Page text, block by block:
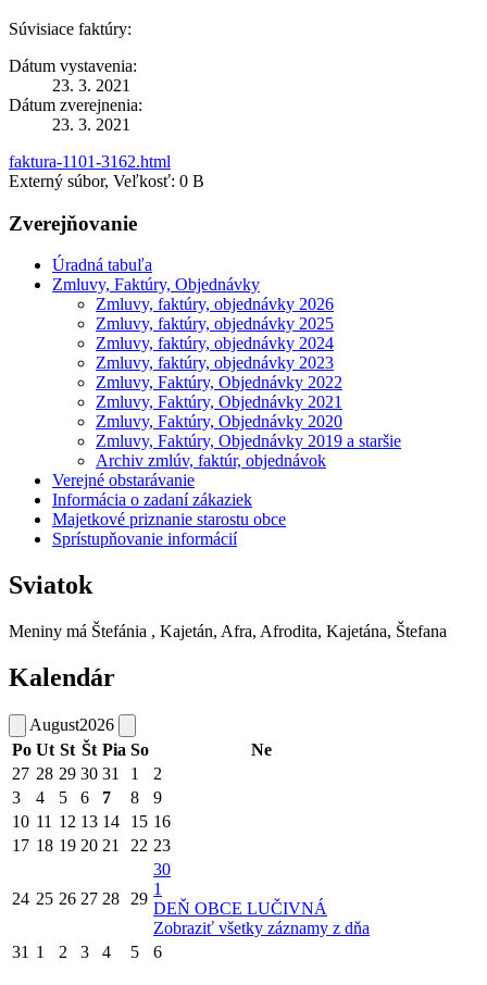
Súvisiace faktúry:
Dátum vystavenia:
23. 3. 2021
Dátum zverejnenia:
23. 3. 2021
faktura-1101-3162.html
Externý súbor, Veľkosť: 0 B
Zverejňovanie
Úradná tabuľa
Zmluvy, Faktúry, Objednávky
Zmluvy, faktúry, objednávky 2026
Zmluvy, faktúry, objednávky 2025
Zmluvy, faktúry, objednávky 2024
Zmluvy, faktúry, objednávky 2023
Zmluvy, Faktúry, Objednávky 2022
Zmluvy, Faktúry, Objednávky 2021
Zmluvy, Faktúry, Objednávky 2020
Zmluvy, Faktúry, Objednávky 2019 a staršie
Archiv zmlúv, faktúr, objednávok
Verejné obstarávanie
Informácia o zadaní zákaziek
Majetkové priznanie starostu obce
Sprístupňovanie informácií
Sviatok
Meniny má Štefánia , Kajetán, Afra, Afrodita, Kajetána, Štefana
Kalendár
August2026
Po Ut St Št Pia So
Ne
27 28 29 30 31 1
2
3
4 5 6 7 8
9
10 11 12 13 14 15 16
17 18 19 20 21 22 23
24 25 26 27 28 29
30
1
DEŇ OBCE LUČIVNÁ
Zobraziť všetky záznamy z dňa
31 1 2 3 4 5 6